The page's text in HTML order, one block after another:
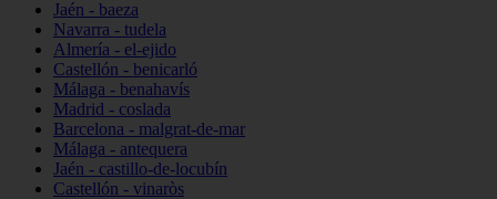
Jaén - baeza
Navarra - tudela
Almería - el-ejido
Castellón - benicarló
Málaga - benahavís
Madrid - coslada
Barcelona - malgrat-de-mar
Málaga - antequera
Jaén - castillo-de-locubín
Castellón - vinaròs